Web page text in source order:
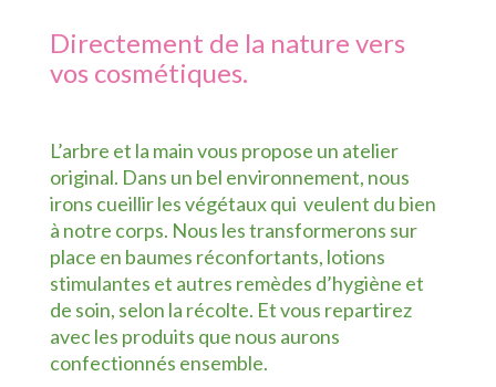
Directement de la nature vers
vos cosmétiques.
L’arbre et la main vous propose un atelier
original. Dans un bel environnement, nous
irons cueillir les végétaux qui veulent du bien
à notre corps. Nous les transformerons sur
place en baumes réconfortants, lotions
stimulantes et autres remèdes d’hygiène et
de soin, selon la récolte. Et vous repartirez
avec les produits que nous aurons
confectionnés ensemble.